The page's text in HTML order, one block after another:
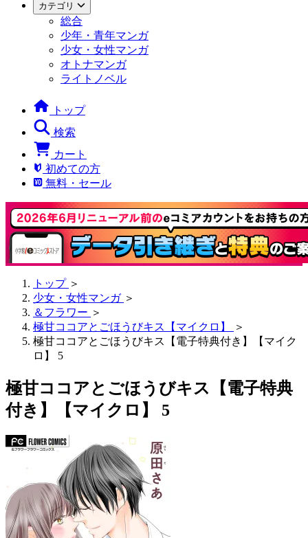
カテゴリ
総合
少年・青年マンガ
少女・女性マンガ
オトナマンガ
ライトノベル
トップ
検索
カート
初めての方
無料・セール
トップ ＞
少女・女性マンガ ＞
＆フラワー ＞
極甘ココアとごほうびキス【マイクロ】
＞
極甘ココアとごほうびキス【電子特典付き】【マイク
ロ】 5
極甘ココアとごほうびキス【電子特典
付き】【マイクロ】 5